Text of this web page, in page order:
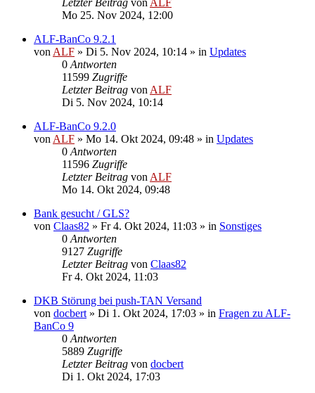
Mo 25. Nov 2024, 12:00
ALF-BanCo 9.2.1
von ALF » Di 5. Nov 2024, 10:14 » in Updates
0 Antworten
11599 Zugriffe
Letzter Beitrag von ALF
Di 5. Nov 2024, 10:14
ALF-BanCo 9.2.0
von ALF » Mo 14. Okt 2024, 09:48 » in Updates
0 Antworten
11596 Zugriffe
Letzter Beitrag von ALF
Mo 14. Okt 2024, 09:48
Bank gesucht / GLS?
von Claas82 » Fr 4. Okt 2024, 11:03 » in Sonstiges
0 Antworten
9127 Zugriffe
Letzter Beitrag von Claas82
Fr 4. Okt 2024, 11:03
DKB Störung bei push-TAN Versand
von docbert » Di 1. Okt 2024, 17:03 » in Fragen zu ALF-
BanCo 9
0 Antworten
5889 Zugriffe
Letzter Beitrag von docbert
Di 1. Okt 2024, 17:03